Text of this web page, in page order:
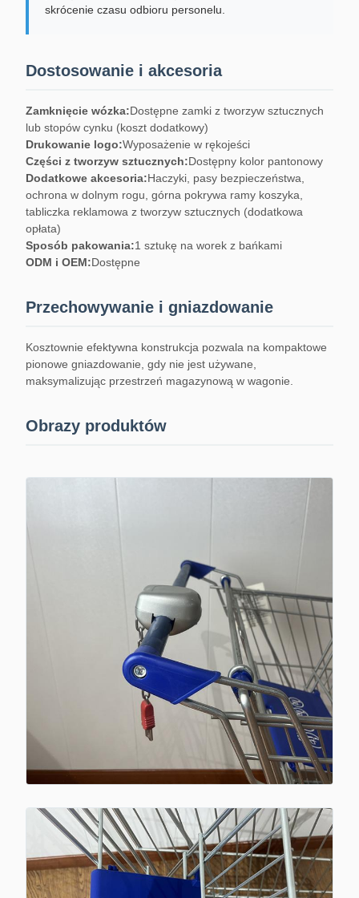
skrócenie czasu odbioru personelu.
Dostosowanie i akcesoria
Zamknięcie wózka:Dostępne zamki z tworzyw sztucznych
lub stopów cynku (koszt dodatkowy)
Drukowanie logo:Wyposażenie w rękojeści
Części z tworzyw sztucznych:Dostępny kolor pantonowy
Dodatkowe akcesoria:Haczyki, pasy bezpieczeństwa,
ochrona w dolnym rogu, górna pokrywa ramy koszyka,
tabliczka reklamowa z tworzyw sztucznych (dodatkowa
opłata)
Sposób pakowania:1 sztukę na worek z bańkami
ODM i OEM:Dostępne
Przechowywanie i gniazdowanie
Kosztownie efektywna konstrukcja pozwala na kompaktowe
pionowe gniazdowanie, gdy nie jest używane,
maksymalizując przestrzeń magazynową w wagonie.
Obrazy produktów